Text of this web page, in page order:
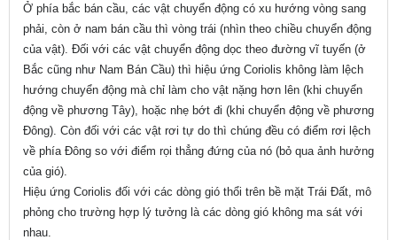
Ở phía bắc bán cầu, các vật chuyển động có xu hướng vòng sang
phải, còn ở nam bán cầu thì vòng trái (nhìn theo chiều chuyển động
của vật). Đối với các vật chuyển động dọc theo đường vĩ tuyến (ở
Bắc cũng như Nam Bán Cầu) thì hiệu ứng Coriolis không làm lệch
hướng chuyển động mà chỉ làm cho vật nặng hơn lên (khi chuyển
động về phương Tây), hoặc nhẹ bớt đi (khi chuyển động về phương
Đông). Còn đối với các vật rơi tự do thì chúng đều có điểm rơi lệch
về phía Đông so với điểm rọi thẳng đứng của nó (bỏ qua ảnh hưởng
của gió).
Hiệu ứng Coriolis đối với các dòng gió thổi trên bề mặt Trái Đất, mô
phỏng cho trường hợp lý tưởng là các dòng gió không ma sát với
nhau.